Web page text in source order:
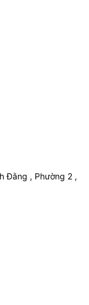
Đằng , Phường 2 ,